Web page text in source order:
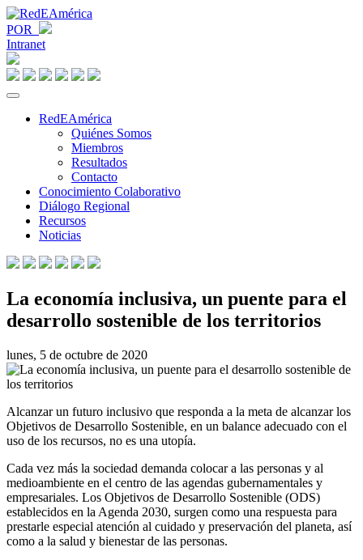
POR
Intranet
RedEAmérica
Quiénes Somos
Miembros
Resultados
Contacto
Conocimiento Colaborativo
Diálogo Regional
Recursos
Noticias
La economía inclusiva, un puente para el
desarrollo sostenible de los territorios
lunes, 5 de octubre de 2020
Alcanzar un futuro inclusivo que responda a la meta de alcanzar los
Objetivos de Desarrollo Sostenible, en un balance adecuado con el
uso de los recursos, no es una utopía.
Cada vez más la sociedad demanda colocar a las personas y al
medioambiente en el centro de las agendas gubernamentales y
empresariales. Los Objetivos de Desarrollo Sostenible (ODS)
establecidos en la Agenda 2030, surgen como una respuesta para
prestarle especial atención al cuidado y preservación del planeta, así
como a la salud y bienestar de las personas.